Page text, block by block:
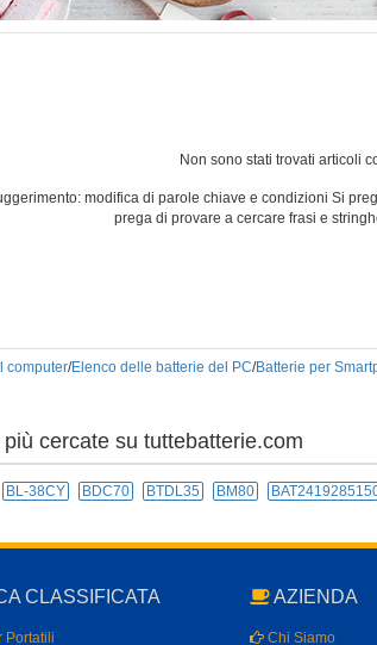
Non sono stati trovati articoli
modifica di parole chiave e condizioni Si
prega di provare a cercare frasi e
computer/Elenco delle batterie del PC/Batterie per
cercate su tuttebatterie.com
BL-38CY BDC70 BTDL35 BM80
CLASSIFICATA
Portatili
AZIENDA
Chi Siamo